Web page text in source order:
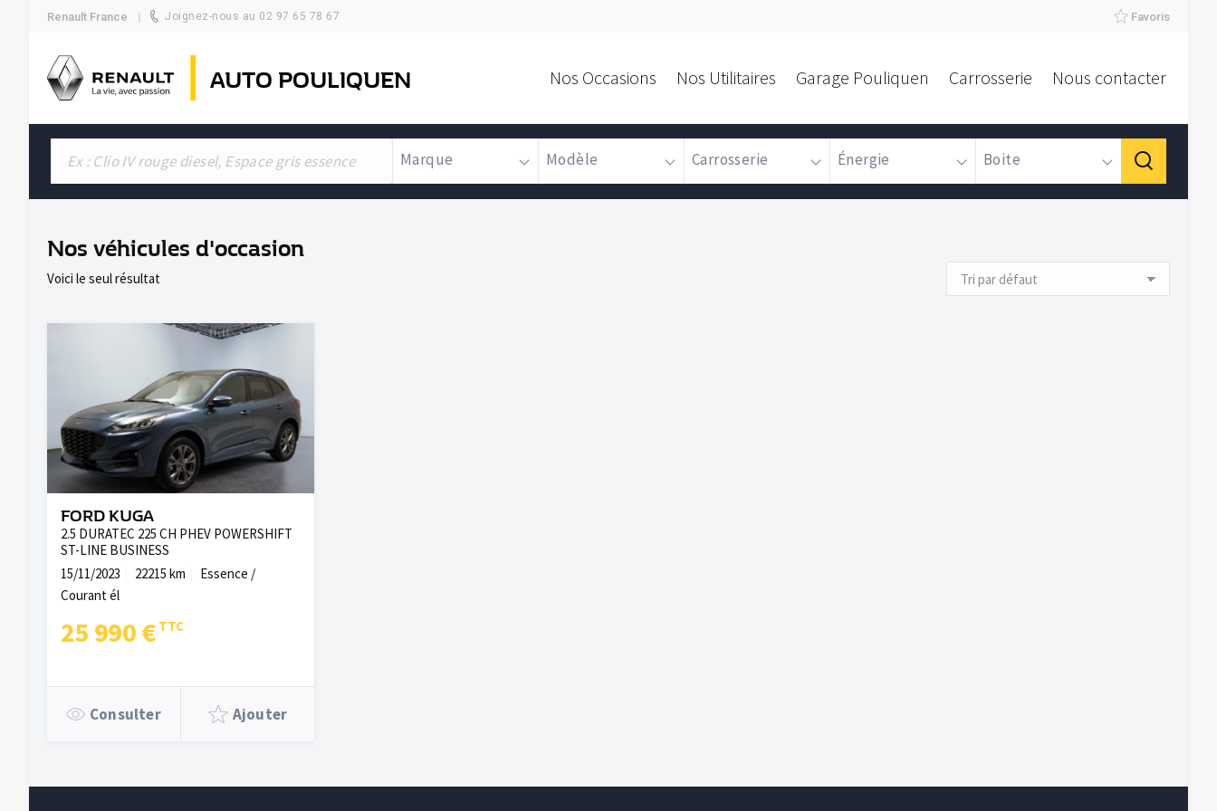
Renault France Joignez-nous au 02 97 65 78 67 Favoris
AUTO POULIQUEN Nos Occasions Nos Utilitaires Garage Pouliquen Carrosserie Nous contacter
Marque Modèle Carrosserie Énergie Boite
Nos véhicules d'occasion
Voici le seul résultat
FORD KUGA
2.5 DURATEC 225 CH PHEV POWERSHIFT
ST-LINE BUSINESS
15/11/2023
22215 km
Essence /
Courant él
25 990 €
Consulter Ajouter